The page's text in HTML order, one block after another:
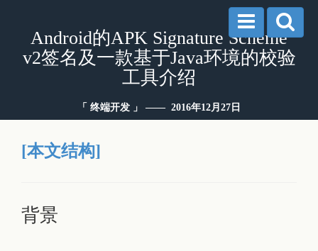
Android的APK Signature Scheme
v2签名及一款基于Java环境的校验
工具介绍
「 终端开发 」 —— 2016年12月27日
[本文结构]
背景